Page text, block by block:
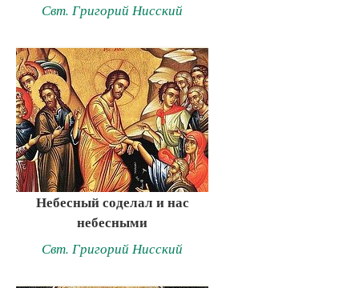
Свт. Григорий Нисский
Небесный соделал и нас
небесными
Свт. Григорий Нисский